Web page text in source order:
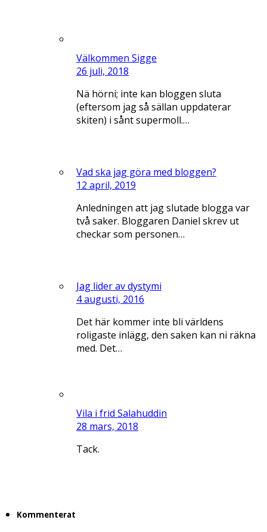
Välkommen Sigge
26 juli, 2018
Nä hörni; inte kan bloggen sluta
(eftersom jag så sällan uppdaterar
skiten) i sånt supermoll.…
Vad ska jag göra med bloggen?
12 april, 2019
Anledningen att jag slutade blogga var
två saker. Bloggaren Daniel skrev ut
checkar som personen…
Jag lider av dystymi
4 augusti, 2016
Det här kommer inte bli världens
roligaste inlägg, den saken kan ni räkna
med. Det…
Vila i frid Salahuddin
28 mars, 2018
Tack.
Kommenterat